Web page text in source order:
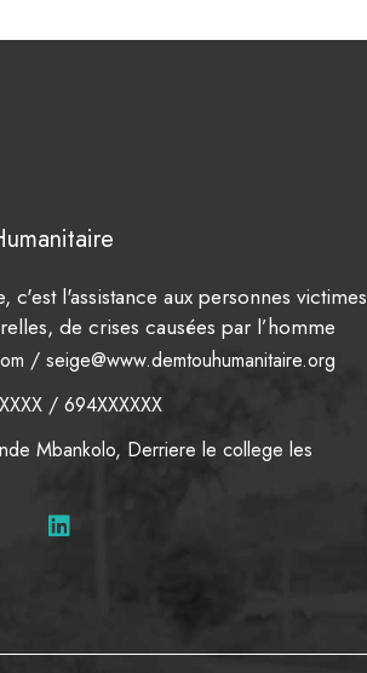
c'est l'assistance aux personnes victimes
de crises causées par l’homme
/ seige@www.demtouhumanitaire.org
/ 694XXXXXX
Mbankolo, Derriere le college les